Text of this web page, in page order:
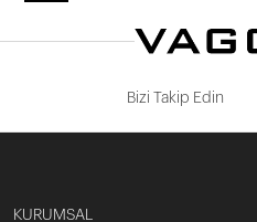
Bizi Takip Edin
KURUMSAL